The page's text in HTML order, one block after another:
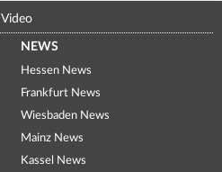
Video
NEWS
Hessen News
Frankfurt News
Wiesbaden News
Mainz News
Kassel News